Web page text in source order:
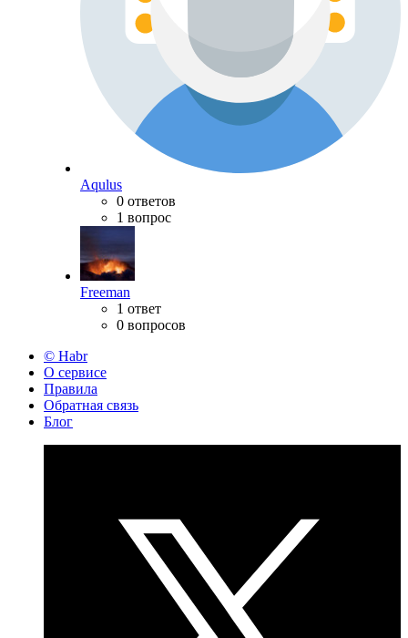
Aqulus
0 ответов
1 вопрос
Freeman
1 ответ
0 вопросов
© Habr
О сервисе
Правила
Обратная связь
Блог